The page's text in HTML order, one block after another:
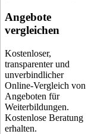
Angebote
vergleichen
Kostenloser,
transparenter und
unverbindlicher
Online-Vergleich von
Angeboten für
Weiterbildungen.
Kostenlose Beratung
erhalten.